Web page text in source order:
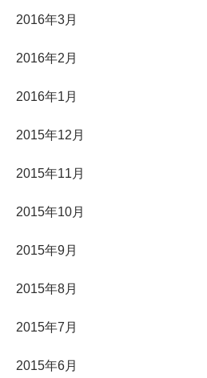
2016年3月
2016年2月
2016年1月
2015年12月
2015年11月
2015年10月
2015年9月
2015年8月
2015年7月
2015年6月